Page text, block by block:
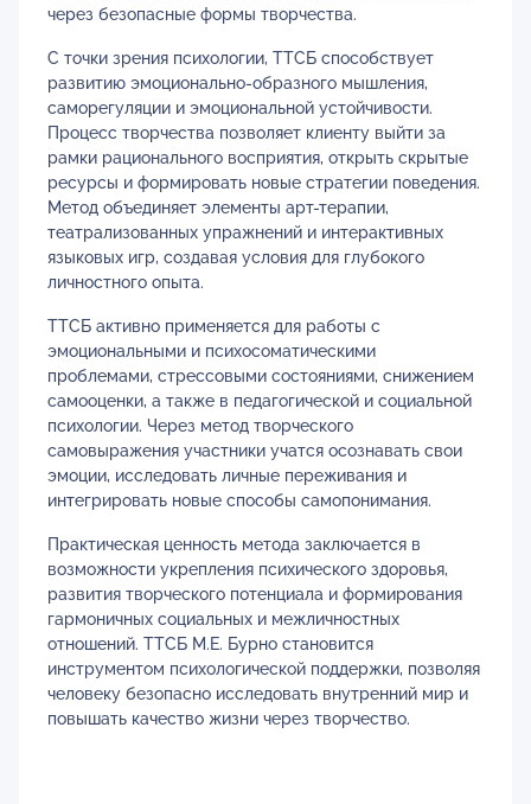
через безопасные формы творчества.
С точки зрения психологии, ТТСБ способствует
развитию эмоционально-образного мышления,
саморегуляции и эмоциональной устойчивости.
Процесс творчества позволяет клиенту выйти за
рамки рационального восприятия, открыть скрытые
ресурсы и формировать новые стратегии поведения.
Метод объединяет элементы арт-терапии,
театрализованных упражнений и интерактивных
языковых игр, создавая условия для глубокого
личностного опыта.
ТТСБ активно применяется для работы с
эмоциональными и психосоматическими
проблемами, стрессовыми состояниями, снижением
самооценки, а также в педагогической и социальной
психологии. Через метод творческого
самовыражения участники учатся осознавать свои
эмоции, исследовать личные переживания и
интегрировать новые способы самопонимания.
Практическая ценность метода заключается в
возможности укрепления психического здоровья,
развития творческого потенциала и формирования
гармоничных социальных и межличностных
отношений. ТТСБ М.Е. Бурно становится
инструментом психологической поддержки, позволяя
человеку безопасно исследовать внутренний мир и
повышать качество жизни через творчество.